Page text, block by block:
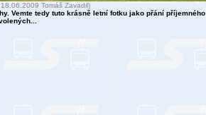
Tomáš Zavadil)
Vemte tedy tuto krásně letní fotku jako přání příjemného